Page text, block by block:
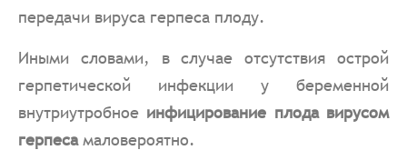
передачи вируса герпеса плоду.
Иными словами, в случае отсутствия острой
герпетической инфекции у беременной
внутриутробное инфицирование плода вирусом
герпесамаловероятно.